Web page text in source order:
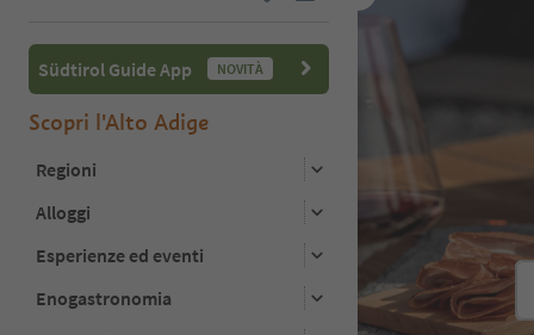
user link
Südtirol Guide App NOVITÀ
Scopri l'Alto Adige
Regioni
Alloggi
Esperienze ed eventi
Enogastronomia